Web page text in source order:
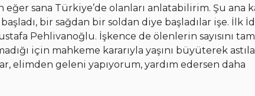
sana Türkiye’de olanları anlatabilirim. Şu ana
bir sağdan bir soldan diye başladılar işe. İlk
Pehlivanoğlu. İşkence de ölenlerin sayısını tam
için mahkeme kararıyla yaşını büyüterek
elimden geleni yapıyorum, yardım edersen daha